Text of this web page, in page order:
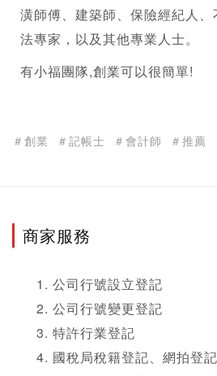
潢師傅、建築師、保險經紀人
法專家，以及其他專業人士。
有小福團隊,創業可以很簡單!
＃創業 ＃記帳士 ＃會計師 ＃推薦
商家服務
公司行號設立登記
公司行號變更登記
特許行業登記
國稅局稅籍登記、網拍登記